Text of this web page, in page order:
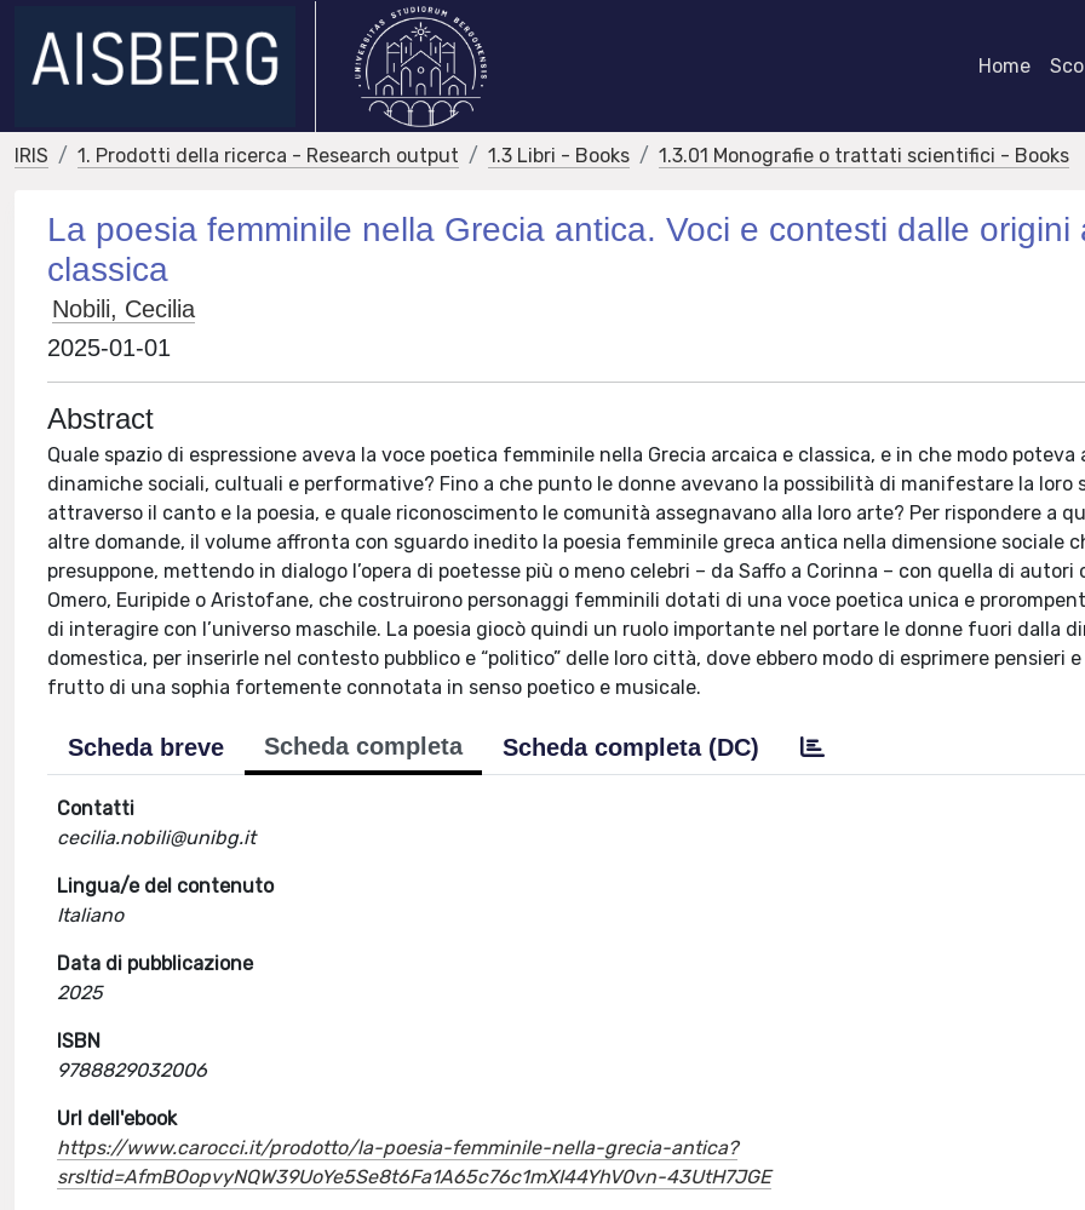
Home
IRIS 1. Prodotti della ricerca - Research output 1.3 Libri - Books 1.3.01 Monografie o trattati scientifici - Books
La poesia femminile nella Grecia antica. Voci e contesti dalle origini
classica
Nobili, Cecilia
2025-01-01
Abstract
Quale spazio di espressione aveva la voce poetica femminile nella Grecia arcaica e classica, e in che modo
dinamiche sociali, cultuali e performative? Fino a che punto le donne avevano la possibilità di manifestare la loro
attraverso il canto e la poesia, e quale riconoscimento le comunità assegnavano alla loro arte? Per rispondere a
altre domande, il volume affronta con sguardo inedito la poesia femminile greca antica nella dimensione sociale
presuppone, mettendo in dialogo l’opera di poetesse più o meno celebri – da Saffo a Corinna – con quella di autori
Omero, Euripide o Aristofane, che costruirono personaggi femminili dotati di una voce poetica unica e
di interagire con l’universo maschile. La poesia giocò quindi un ruolo importante nel portare le donne fuori dalla
domestica, per inserirle nel contesto pubblico e “politico” delle loro città, dove ebbero modo di esprimere pensieri
frutto di una sophia fortemente connotata in senso poetico e musicale.
Scheda breve Scheda completa Scheda completa (DC)
Contatti
cecilia.nobili@unibg.it
Lingua/e del contenuto
Italiano
Data di pubblicazione
2025
ISBN
9788829032006
Url dell'ebook
https://www.carocci.it/prodotto/la-poesia-femminile-nella-grecia-antica?
srsltid=AfmBOopvyNQW39UoYe5Se8t6Fa1A65c76c1mXI44YhV0vn-43UtH7JGE